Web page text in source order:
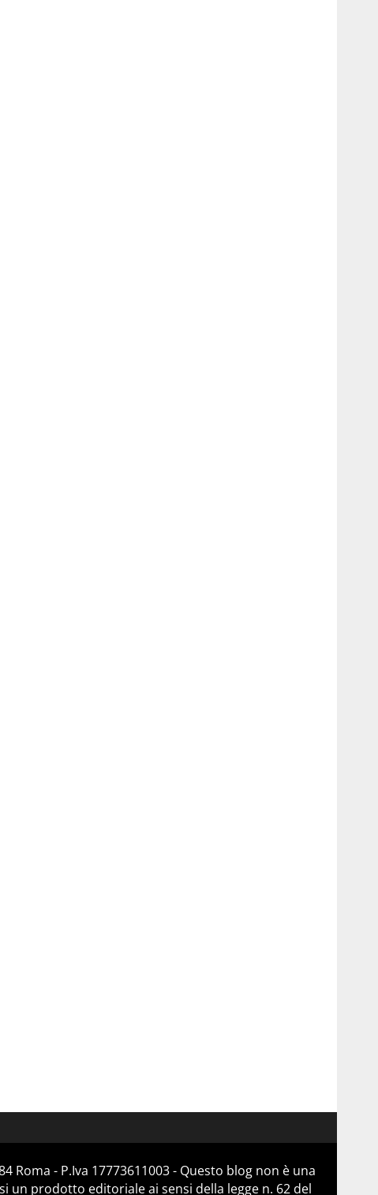
- P.Iva 17773611003 - Questo blog non è una
prodotto editoriale ai sensi della legge n. 62 del